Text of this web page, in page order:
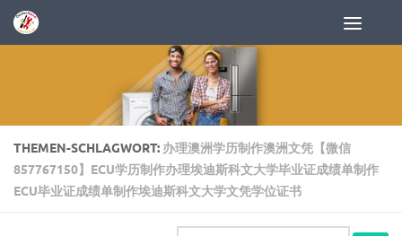
Zum Inhalt springen
THEMEN-SCHLAGWORT: 办理澳洲学历制作澳洲文凭【微信
857767150】ECU学历制作办理埃迪斯科文大学毕业证成绩单制作
ECU毕业证成绩单制作埃迪斯科文大学文凭学位证书